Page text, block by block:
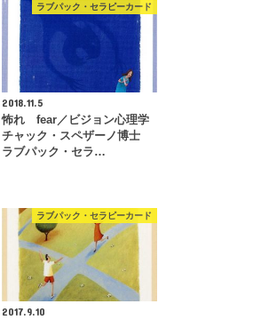
ラブパック・セラピーカード
2018.11.5
怖れ fear／ビジョン心理学
チャック・スペザーノ博士
ラブパック・セラ…
ラブパック・セラピーカード
2017.9.10